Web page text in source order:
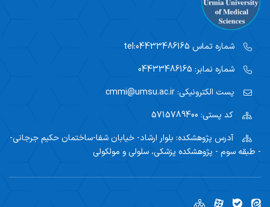
شماره تماس
شماره نمابر:
پست الکترونیکی:
کد پستی:
آدرس پژوهشکده: بلوار ارشاد- خیابان شفا-ساختمان حکیم جرجانی-
- طبقه سوم - پژوهشکده پزشکی، سلولی و مولکولی